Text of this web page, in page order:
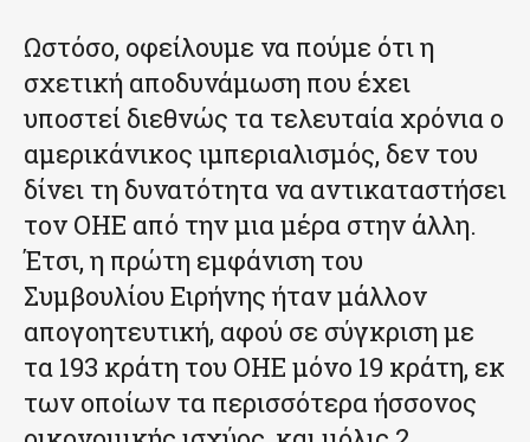
Ωστόσο, οφείλουμε να πούμε ότι η
σχετική αποδυνάμωση που έχει
υποστεί διεθνώς τα τελευταία χρόνια ο
αμερικάνικος ιμπεριαλισμός, δεν του
δίνει τη δυνατότητα να αντικαταστήσει
τον ΟΗΕ από την μια μέρα στην άλλη.
Έτσι, η πρώτη εμφάνιση του
Συμβουλίου Ειρήνης ήταν μάλλον
απογοητευτική, αφού σε σύγκριση με
τα 193 κράτη του ΟΗΕ μόνο 19 κράτη, εκ
των οποίων τα περισσότερα ήσσονος